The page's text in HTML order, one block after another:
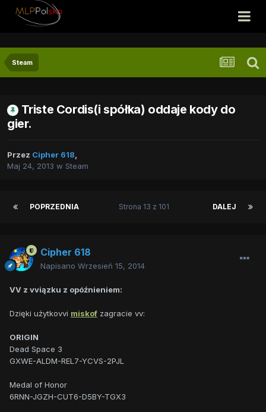
Steam
Triste Cordis(i spółka) oddaje kody do
gier.
Przez Cipher 618,
Maj 24, 2013 w Steam
POPRZEDNIA DALEJ
Strona 13 z 101
Cipher 618
Napisano Wrzesień 15, 2014
VV z vviązku z opóźnieniem:
Dzięki użytkovvi miskof zagracie vv:
ORIGIN
Dead Space 3
GXWE-ALDM-REL7-YCVS-2PJL
Medal of Honor
6RNN-JGZH-CUT6-D5BY-TGX3